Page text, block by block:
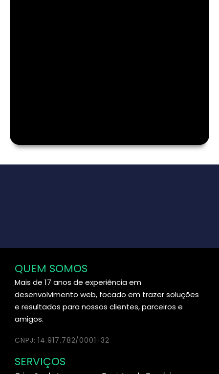
QUEM SOMOS
Mais de 17 anos de experiência em
desenvolvimento web, focado em trazer soluções
e resultados para nossos clientes, parceiros e
amigos.
CNPJ: 14.917.782/0001-32
SERVIÇOS